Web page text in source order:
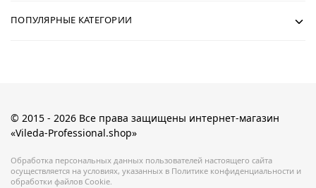
ПОПУЛЯРНЫЕ КАТЕГОРИИ
© 2015 - 2026 Все права защищены интернет-магазин
«Vileda-Professional.shop»
Обработка персональных данных пользователей настоящего сайта
осуществляется на условиях, указанных в Политике конфиденциальности и
обработки файлов Cookie.